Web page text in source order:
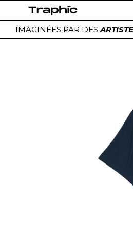
contenu
IMAGINÉES PAR DESARTISTES